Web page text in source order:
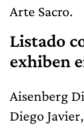
Arte Sacro.
Listado
exhiben
Aisenberg
Diego